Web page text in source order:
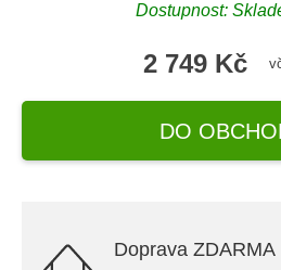
Dostupnost:
2 749 Kč
DO
Doprava ZDARMA